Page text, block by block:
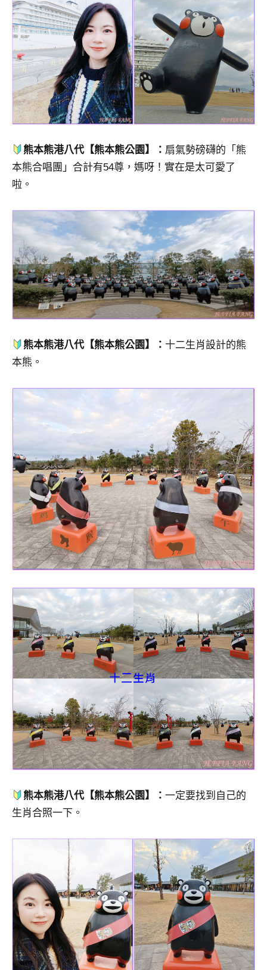
熊本熊港八代【熊本熊公園】 ： 扇氣勢磅礴的「熊
本熊合唱團」合計有54尊，媽呀！實在是太可愛了
啦。
熊本熊港八代【熊本熊公園】 ： 十二生肖設計的熊
本熊。
熊本熊港八代【熊本熊公園】 ：一定要找到自己的
生肖合照一下。